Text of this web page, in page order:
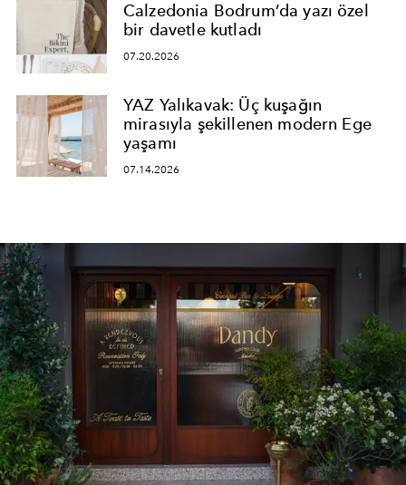
Calzedonia Bodrum’da yazı özel
bir davetle kutladı
07.20.2026
YAZ Yalıkavak: Üç kuşağın
mirasıyla şekillenen modern Ege
yaşamı
07.14.2026